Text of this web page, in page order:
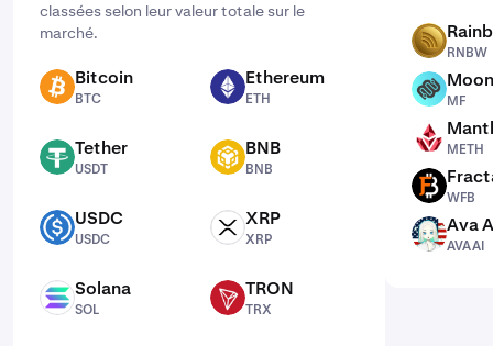
classées selon leur valeur totale sur le
marché.
BTC Bitcoin
BTC
ETH Ethereum
ETH
USDT Tether
USDT
BNB BNB
BNB
USDC USDC
USDC
XRP XRP
XRP
SOL Solana
SOL
TRX TRON
TRX
RNBW
RNBW
MF
MF
METH
METH
WFB
WFB
AVAAI Ava
AVAAI